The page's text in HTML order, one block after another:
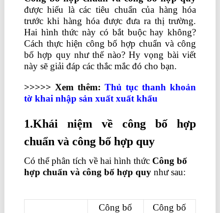
được hiểu là các tiêu chuẩn của hàng hóa
trước khi hàng hóa được đưa ra thị trường.
Hai hình thức này có bắt buộc hay không?
Cách thực hiện công bố hợp chuẩn và công
bố hợp quy như thế nào? Hy vọng bài viết
này sẽ giải đáp các thắc mắc đó cho bạn.
>>>>> Xem thêm: Thủ tục thanh khoản
tờ khai nhập sản xuất xuất khẩu
1.Khái niệm về công bố hợp
chuẩn và công bố hợp quy
Có thể phân tích về hai hình thức Công bố
hợp chuẩn và công bố hợp quy như sau:
Công bố
Công bố